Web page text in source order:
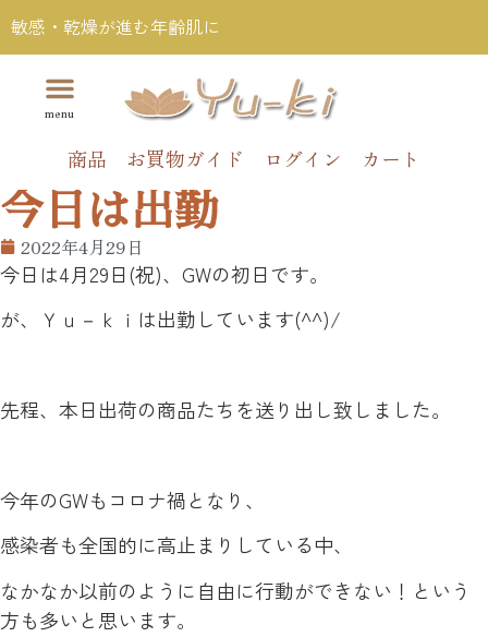
敏感・乾燥が進む年齢肌に
商品 お買物ガイド ログイン カート
今日は出勤
2022年4月29日
今日は4月29日(祝)、GWの初日です。
が、Ｙｕ－ｋｉは出勤しています(^^)/
先程、本日出荷の商品たちを送り出し致しました。
今年のGWもコロナ禍となり、
感染者も全国的に高止まりしている中、
なかなか以前のように自由に行動ができない！という
方も多いと思います。